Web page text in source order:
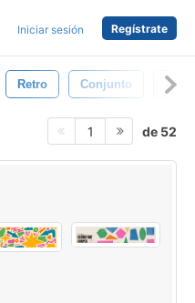
Iniciar sesión Regístrate
Retro Conjunto Art
1 de 52